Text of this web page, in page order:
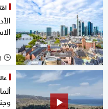
l